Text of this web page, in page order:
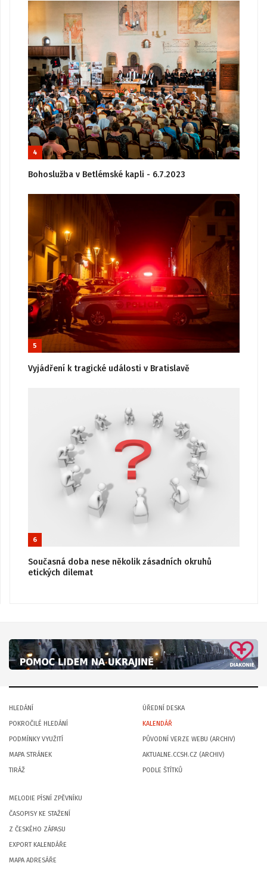
4
Bohoslužba v Betlémské kapli - 6.7.2023
5
Vyjádření k tragické události v Bratislavě
6
Současná doba nese několik zásadních okruhů
etických dilemat
HLEDÁNÍ
POKROČILÉ HLEDÁNÍ
PODMÍNKY VYUŽITÍ
MAPA STRÁNEK
TIRÁŽ
ÚŘEDNÍ DESKA
KALENDÁŘ
PŮVODNÍ VERZE WEBU (ARCHIV)
AKTUALNE.CCSH.CZ (ARCHIV)
PODLE ŠTÍTKŮ
MELODIE PÍSNÍ ZPĚVNÍKU
ČASOPISY KE STAŽENÍ
Z ČESKÉHO ZÁPASU
EXPORT KALENDÁŘE
MAPA ADRESÁŘE